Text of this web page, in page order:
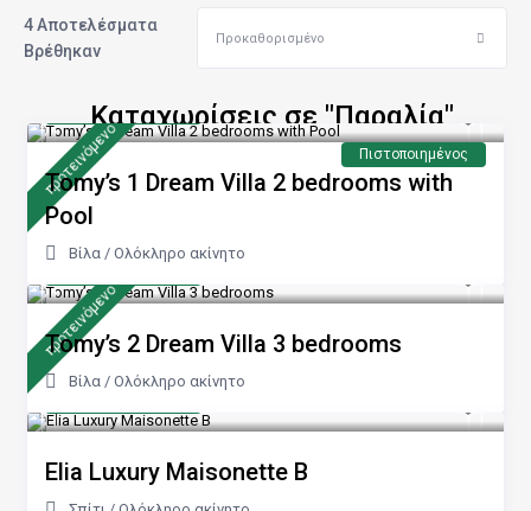
4 Αποτελέσματα
Βρέθηκαν
Προκαθορισμένο
Καταχωρίσεις σε "Παραλία"
από 240 €/νύχτα
προτεινόμενo Πιστοποιημένος
Tomy’s 1 Dream Villa 2 bedrooms with
Pool
Βίλα /Ολόκληρο ακίνητο
προτεινόμενo
Tomy’s 2 Dream Villa 3 bedrooms
Βίλα /Ολόκληρο ακίνητο
Elia Luxury Maisonette B